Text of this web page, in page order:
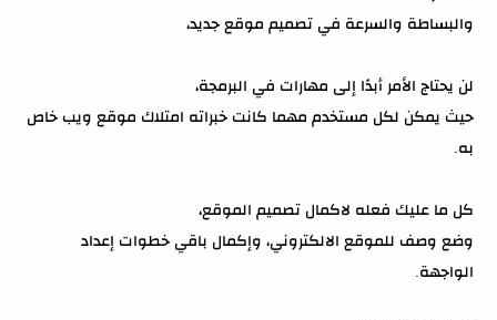
والبساطة والسرعة في تصميم موقع جديد،
لن يحتاج الأمر أبدًا إلى مهارات في البرمجة،
حيث يمكن لكل مستخدم مهما كانت خبراته امتلاك موقع ويب خاص
به.
كل ما عليك فعله لاكمال تصميم الموقع،
وضع وصف للموقع الالكتروني، وإكمال باقي خطوات إعداد
الواجهة.